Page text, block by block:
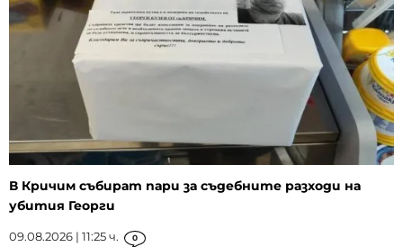
В Кричим събират пари за съдебните разходи на
убития Георги
09.08.2026 | 11:25 ч. 0